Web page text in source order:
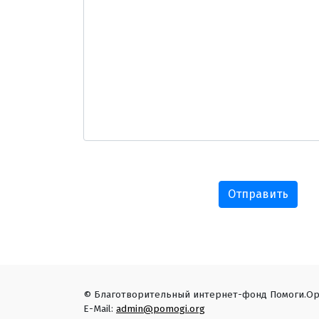
Отправить
© Благотворительный интернет-фонд
E-Mail: admin@pomogi.org